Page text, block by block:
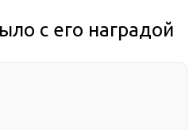
с его наградой